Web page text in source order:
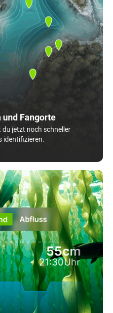
Fangorte
jetzt noch schneller
identifizieren.